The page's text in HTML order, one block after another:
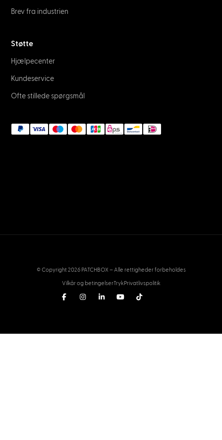
Brev fra industrien
Støtte
Hjælpecenter
Kundeservice
Ofte stillede spørgsmål
© Copyright 2026 PATCHBOX – Alle rettigheder forbeholdes
Vilkår og betingelserTrykPrivatlivspolitik